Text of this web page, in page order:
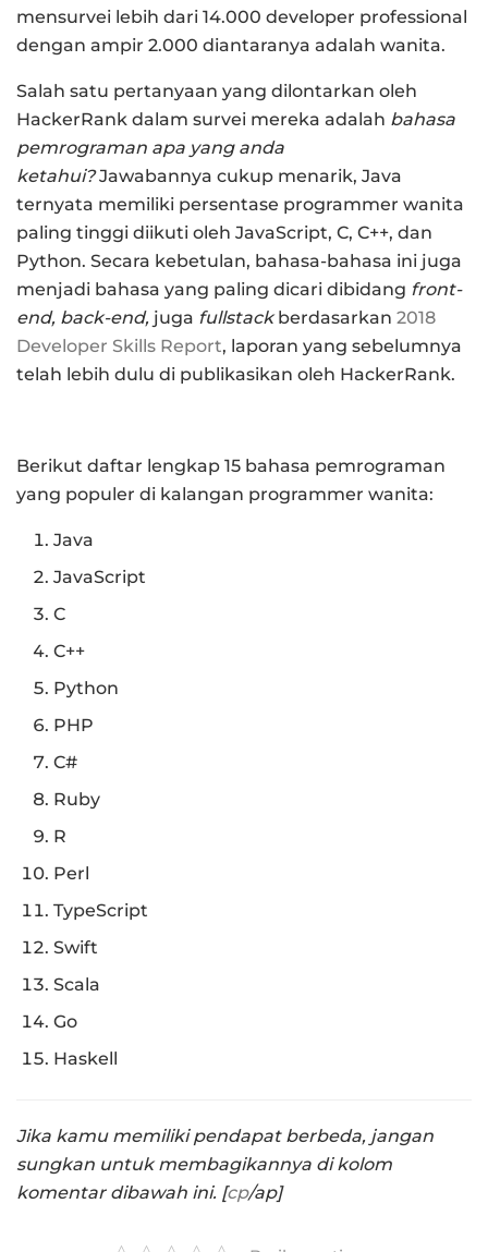
mensurvei lebih dari 14.000 developer professional
dengan ampir 2.000 diantaranya adalah wanita.
Salah satu pertanyaan yang dilontarkan oleh
HackerRank dalam survei mereka adalah bahasa
pemrograman apa yang anda
ketahui?Jawabannya cukup menarik, Java
ternyata memiliki persentase programmer wanita
paling tinggi diikuti oleh JavaScript, C, C++, dan
Python. Secara kebetulan, bahasa-bahasa ini juga
menjadi bahasa yang paling dicari dibidang front-
end, back-end, juga fullstackberdasarkan 2018
Developer Skills Report, laporan yang sebelumnya
telah lebih dulu di publikasikan oleh HackerRank.
Berikut daftar lengkap 15 bahasa pemrograman
yang populer di kalangan programmer wanita:
Java
JavaScript
C
C++
Python
PHP
C#
Ruby
R
Perl
TypeScript
Swift
Scala
Go
Haskell
Jika kamu memiliki pendapat berbeda, jangan
sungkan untuk membagikannya di kolom
komentar dibawah ini. [cp/ap]